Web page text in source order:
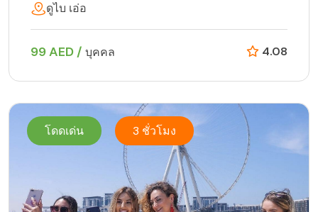
ดูไบ เอ่อ
99 AED / บุคคล 4.08
โดดเด่น 3 ชั่วโมง